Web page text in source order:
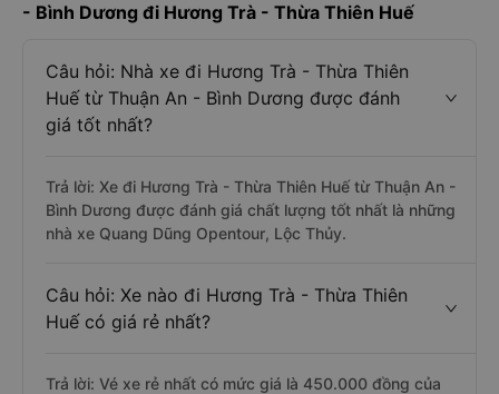
- Bình Dương đi Hương Trà - Thừa Thiên Huế
Câu hỏi: Nhà xe đi Hương Trà - Thừa Thiên
Huế từ Thuận An - Bình Dương được đánh
giá tốt nhất?
Trả lời: Xe đi Hương Trà - Thừa Thiên Huế từ Thuận An -
Bình Dương được đánh giá chất lượng tốt nhất là những
nhà xe Quang Dũng Opentour, Lộc Thủy.
Câu hỏi: Xe nào đi Hương Trà - Thừa Thiên
Huế có giá rẻ nhất?
Trả lời: Vé xe rẻ nhất có mức giá là 450.000 đồng của